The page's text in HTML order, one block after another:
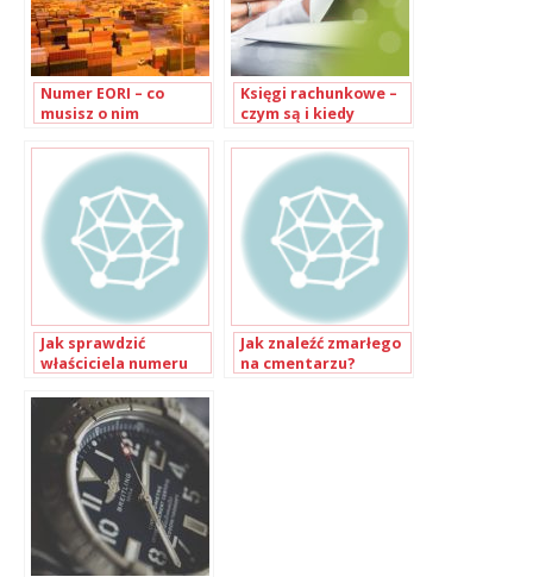
Numer EORI – co
musisz o nim
Księgi rachunkowe –
czym są i kiedy
Jak sprawdzić
właściciela numeru
Jak znaleźć zmarłego
na cmentarzu?